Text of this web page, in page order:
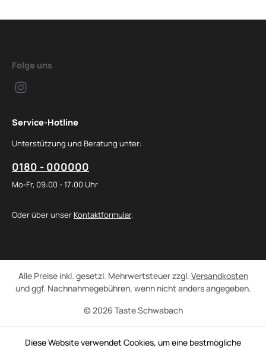
Folge uns
Service-Hotline
Unterstützung und Beratung unter:
0180 - 000000
Mo-Fr, 09:00 - 17:00 Uhr
Oder über unser Kontaktformular.
© 2026 Taste Schwabach
Alle Preise inkl. gesetzl. Mehrwertsteuer zzgl. Versandkosten
und ggf. Nachnahmegebühren, wenn nicht anders angegeben.
Diese Website verwendet Cookies, um eine bestmögliche